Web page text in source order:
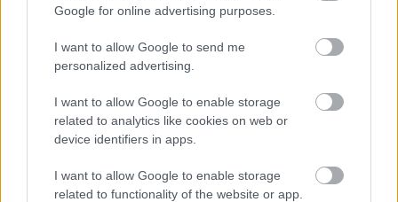
Google for online advertising purposes.
I want to allow Google to send me
personalized advertising.
I want to allow Google to enable storage
related to analytics like cookies on web or
device identifiers in apps.
I want to allow Google to enable storage
related to functionality of the website or app.
Το νέο Digital Cockpit, ο ψηφιακός πίνακας οργάνων,
εμφανίζει με τις πιο σημαντικές πληροφορίες, όπως
ταχύτητα, δεδομένα οδήγησης, συστήματα πλοήγησης και